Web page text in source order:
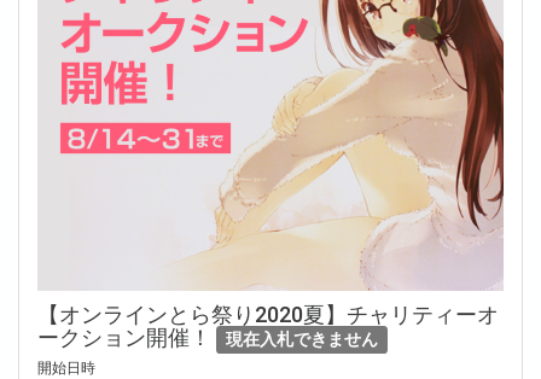
【オンラインとら祭り2020夏】チャリティーオ
ークション開催！
現在入札できません
開始日時